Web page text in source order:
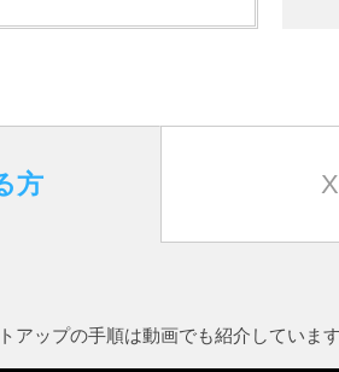
方
アップの手順は動画でも紹介しています